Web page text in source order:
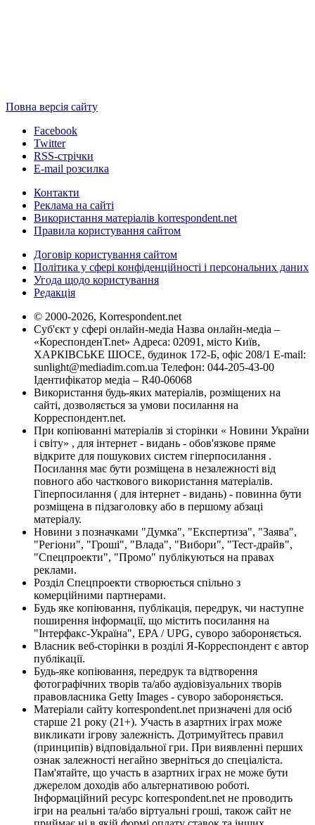
Повна версія сайту
Facebook
Twitter
RSS-стрічки
E-mail розсилка
Контакти
Реклама на сайті
Використання матеріалів korrespondent.net
Правила користування сайтом
Договір користування сайтом
Політика у сфері конфіденційності і персональних даних
Угода щодо користування
Редакція
© 2000-2026, Korrespondent.net
Суб'єкт у сфері онлайн-медіа Назва онлайн-медіа –
«КореспонденТ.net» Адреса: 02091, місто Київ,
ХАРКІВСЬКЕ ШОСЕ, будинок 172-Б, офіс 208/1 E-mail:
sunlight@mediadim.com.ua Телефон: 044-205-43-00
Ідентифікатор медіа – R40-06068
Використання будь-яких матеріалів, розміщених на
сайті, дозволяється за умови посилання на
Корреспондент.net.
При копіюванні матеріалів зі сторінки « Новини України
і світу» , для інтернет - видань - обов'язкове пряме
відкрите для пошукових систем гіперпосилання .
Посилання має бути розміщена в незалежності від
повного або часткового використання матеріалів.
Гіперпосилання ( для інтернет - видань) - повинна бути
розміщена в підзаголовку або в першому абзаці
матеріалу.
Новини з позначками "Думка", "Експертиза", "Заява",
"Регіони", "Гроші", "Влада", "Вибори", "Тест-драйв",
"Спецпроекти", "Промо" публікуються на правах
реклами.
Розділ Спецпроекти створюється спільно з
комерційними партнерами.
Будь яке копіювання, публікація, передрук, чи наступне
поширення інформації, що містить посилання на
"Інтерфакс-Україна", EPA / UPG, суворо забороняється.
Власник веб-сторінки в розділі Я-Корреспондент є автор
публікації.
Будь-яке копіювання, передрук та відтворення
фотографічних творів та/або аудіовізуальних творів
правовласника Getty Images - суворо забороняється.
Матеріали сайту korrespondent.net призначені для осіб
старше 21 року (21+). Участь в азартних іграх може
викликати ігрову залежність. Дотримуйтесь правил
(принципів) відповідальної гри. При виявленні перших
ознак залежності негайно зверніться до спеціаліста.
Пам'ятайте, що участь в азартних іграх не може бути
джерелом доходів або альтернативою роботі.
Інформаційний ресурс korrespondent.net не проводить
ігри на реальні та/або віртуальні гроші, також сайт не